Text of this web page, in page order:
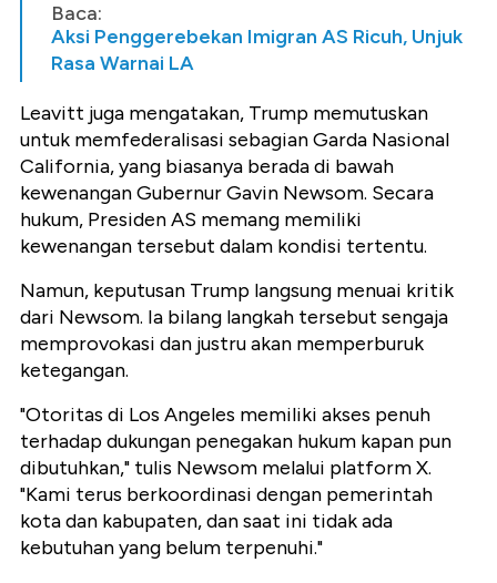
Baca:
Aksi Penggerebekan Imigran AS Ricuh, Unjuk
Rasa Warnai LA
Leavitt juga mengatakan, Trump memutuskan
untuk memfederalisasi sebagian Garda Nasional
California, yang biasanya berada di bawah
kewenangan Gubernur Gavin Newsom. Secara
hukum, Presiden AS memang memiliki
kewenangan tersebut dalam kondisi tertentu.
Namun, keputusan Trump langsung menuai kritik
dari Newsom. Ia bilang langkah tersebut sengaja
memprovokasi dan justru akan memperburuk
ketegangan.
"Otoritas di Los Angeles memiliki akses penuh
terhadap dukungan penegakan hukum kapan pun
dibutuhkan," tulis Newsom melalui platform X.
"Kami terus berkoordinasi dengan pemerintah
kota dan kabupaten, dan saat ini tidak ada
kebutuhan yang belum terpenuhi."